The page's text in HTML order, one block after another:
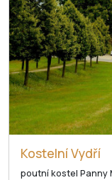
Kostelní Vydří
poutní kostel Panny